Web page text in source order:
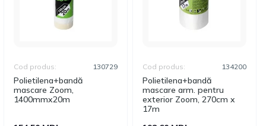
Polietilena+bandă
mascare Zoom,
1400mmx20m
Cod produs: 130729
Polietilena+bandă
mascare arm. pentru
exterior Zoom, 270cm x
17m
Cod produs: 134200